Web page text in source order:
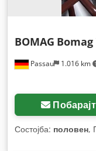
Passau 1.016 km
BOMAG Bomag
Состојба: половен,